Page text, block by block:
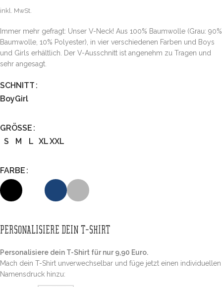
inkl. MwSt.
Immer mehr gefragt: Unser V-Neck! Aus 100% Baumwolle (Grau: 90%
Baumwolle, 10% Polyester), in vier verschiedenen Farben und Boys
und Girls erhältlich. Der V-Ausschnitt ist angenehm zu Tragen und
sehr angesagt.
SCHNITT
BoyGirl
GRÖSSE
S
M L XLXXL
FARBE
PERSONALISIERE DEIN T-SHIRT
Personalisiere dein T-Shirt für nur 9,90 Euro.
Mach dein T-Shirt unverwechselbar und füge jetzt einen individuellen
Namensdruck hinzu: